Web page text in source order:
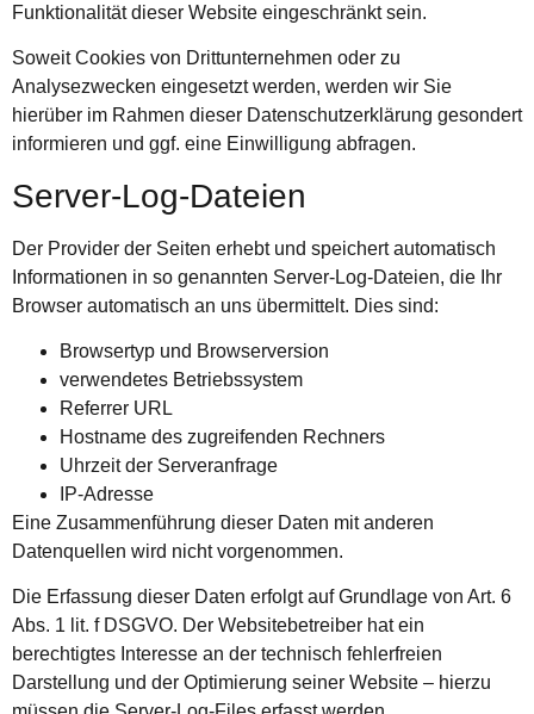
Funktionalität dieser Website eingeschränkt sein.
Soweit Cookies von Drittunternehmen oder zu
Analysezwecken eingesetzt werden, werden wir Sie
hierüber im Rahmen dieser Datenschutzerklärung gesondert
informieren und ggf. eine Einwilligung abfragen.
Server-Log-Dateien
Der Provider der Seiten erhebt und speichert automatisch
Informationen in so genannten Server-Log-Dateien, die Ihr
Browser automatisch an uns übermittelt. Dies sind:
Browsertyp und Browserversion
verwendetes Betriebssystem
Referrer URL
Hostname des zugreifenden Rechners
Uhrzeit der Serveranfrage
IP-Adresse
Eine Zusammenführung dieser Daten mit anderen
Datenquellen wird nicht vorgenommen.
Die Erfassung dieser Daten erfolgt auf Grundlage von Art. 6
Abs. 1 lit. f DSGVO. Der Websitebetreiber hat ein
berechtigtes Interesse an der technisch fehlerfreien
Darstellung und der Optimierung seiner Website – hierzu